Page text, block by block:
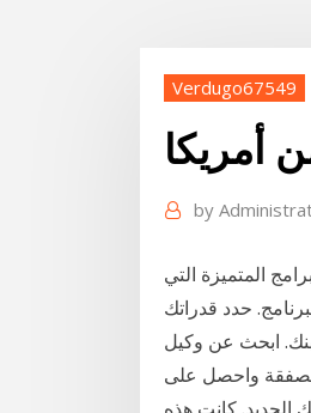
Verdugo67549
أمريكا
by
المتميزة التي
حدد قدراتك
ابحث عن وكيل
واحصل على